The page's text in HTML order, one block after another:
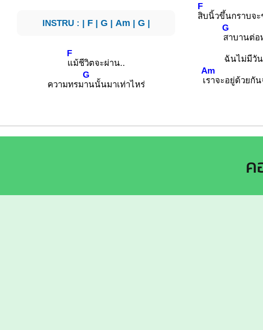
INSTRU : | F| G | Am | G |
F
แม้ชีวิตจะผ่าน..
ความทรม
G
านนั้นมาเท่าไหร่
F
สิบนิ้วขึ้นกราบจ
G
สาบานต่
ฉันไม่มีวั
เ
Am
ราจะอยู่ด้วยกั
ค